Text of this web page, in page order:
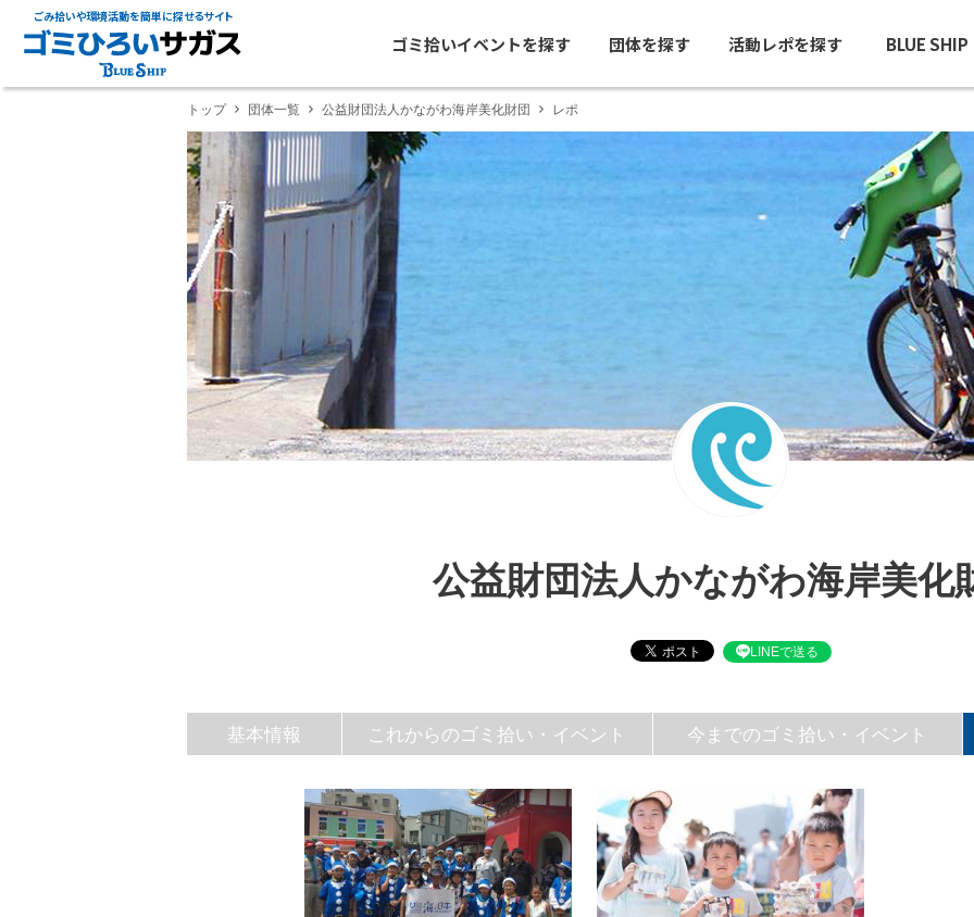
ごみ拾いや環境活動を簡単に探せるサイト
ゴミ拾いイベントを探す 団体を探す 活動レポを探す BLUE SHIP
トップ 団体一覧 公益財団法人かながわ海岸美化財団 レポ
公益財団法人かながわ海岸美化
LINEで送る
基本情報 これからのゴミ拾い・イベント 今までのゴミ拾い・イベント